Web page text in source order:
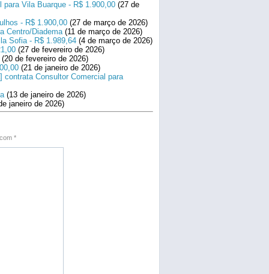
Vila Buarque - R$ 1.900,00 (27 de
- R$ 1.900,00 (27 de março de 2026)
Centro/Diadema(11 de março de 2026)
Sofia - R$ 1.989,64 (4 de março de 2026)
(27 de fevereiro de 2026)
(20 de fevereiro de 2026)
(21 de janeiro de 2026)
Consultor Comercial para
(13 de janeiro de 2026)
janeiro de 2026)
*